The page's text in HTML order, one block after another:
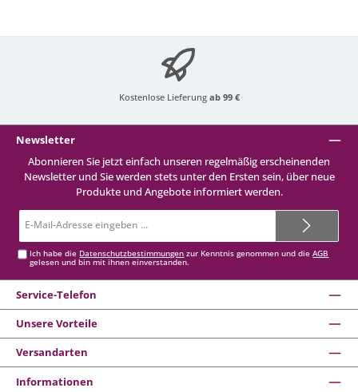
Kostenlose Lieferung ab 99 €
Newsletter
Abonnieren Sie jetzt einfach unseren regelmäßig erscheinenden
Newsletter und Sie werden stets unter den Ersten sein, über neue
Produkte und Angebote informiert werden.
Mail-
Ich habe die Datenschutzbestimmungen zur Kenntnis genommen und dieAGB
gelesen und bin mit ihnen einverstanden.
Service-Telefon
Unsere Vorteile
Versandarten
Informationen